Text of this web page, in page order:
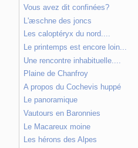
Vous avez dit confinées?
L'æschne des joncs
Les caloptéryx du nord....
Le printemps est encore loin...
Une rencontre inhabituelle....
Plaine de Chanfroy
A propos du Cochevis huppé
Le panoramique
Vautours en Baronnies
Le Macareux moine
Les hérons des Alpes